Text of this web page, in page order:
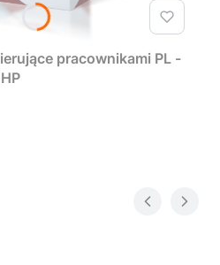
pracownikami PL -